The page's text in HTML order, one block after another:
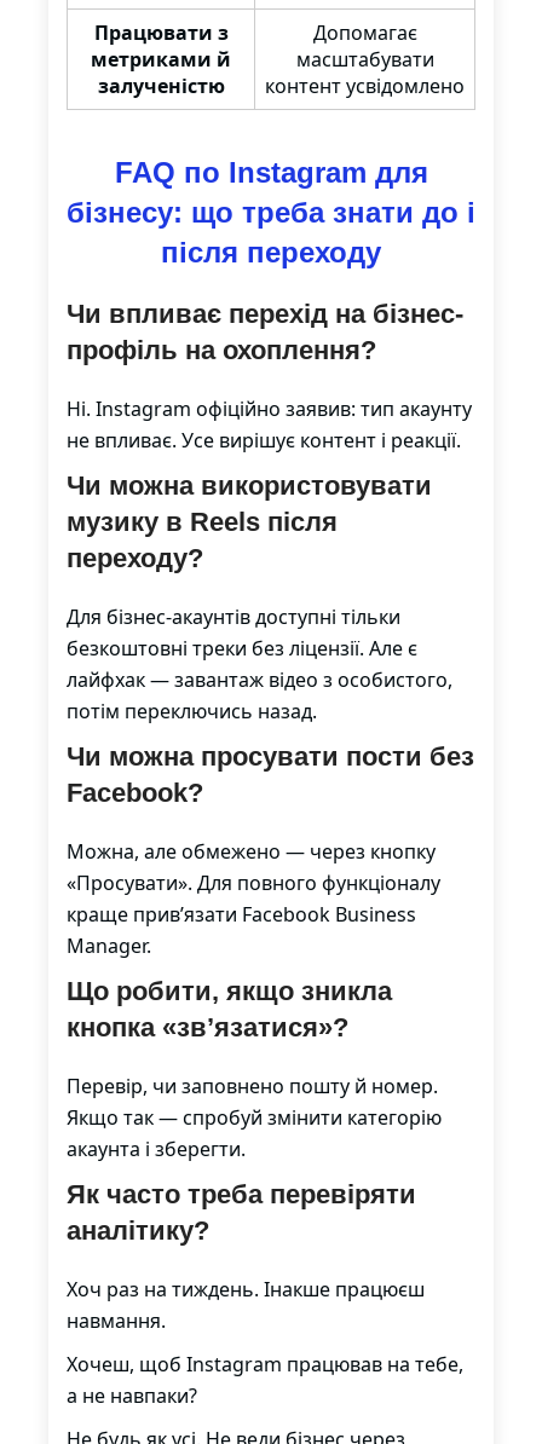
Працювати з
метриками й
залученістю
Допомагає
масштабувати
контент усвідомлено
FAQ по Instagram для
бізнесу: що треба знати до і
після переходу
Чи впливає перехід на бізнес-
профіль на охоплення?
Ні. Instagram офіційно заявив: тип акаунту
не впливає. Усе вирішує контент і реакції.
Чи можна використовувати
музику в Reels після
переходу?
Для бізнес-акаунтів доступні тільки
безкоштовні треки без ліцензії. Але є
лайфхак — завантаж відео з особистого,
потім переключись назад.
Чи можна просувати пости без
Facebook?
Можна, але обмежено — через кнопку
«Просувати». Для повного функціоналу
краще прив’язати Facebook Business
Manager.
Що робити, якщо зникла
кнопка «зв’язатися»?
Перевір, чи заповнено пошту й номер.
Якщо так — спробуй змінити категорію
акаунта і зберегти.
Як часто треба перевіряти
аналітику?
Хоч раз на тиждень. Інакше працюєш
навмання.
Хочеш, щоб Instagram працював на тебе,
а не навпаки?